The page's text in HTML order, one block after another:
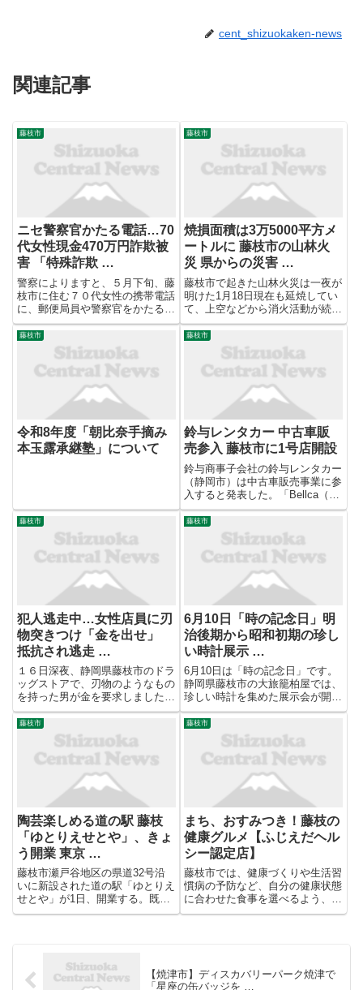
cent_shizuokaken-news
関連記事
藤枝市
ニセ警察官かたる電話…70
代女性現金470万円詐欺被
害 「特殊詐欺 …
警察によりますと、５月下旬、藤
枝市に住む７０代女性の携帯電話
に、郵便局員や警察官をかたる者
から「あなた宛てに現金書留が届
いているので取りに来てほしい」
「あなたは特殊詐欺グループの共
犯者として疑われており証拠もあ
る」「身の潔白を証明するため
藤枝市
焼損面積は3万5000平方メ
ートルに 藤枝市の山林火
災 県からの災害 …
藤枝市で起きた山林火災は一夜が
明けた1月18日現在も延焼してい
て、上空などから消火活動が続い
ています。これまでにケガをした
人はいません。藤枝市岡部町玉取
では1月17日午後0時半頃に山林
火災が発生し、丸1日近くが経っ
た今も延焼しています。現場...
藤枝市
令和8年度「朝比奈手摘み
本玉露承継塾」について
藤枝市
鈴与レンタカー 中古車販
売参入 藤枝市に1号店開設
鈴与商事子会社の鈴与レンタカー
（静岡市）は中古車販売事業に参
入すると発表した。「Bellca（ベ
ルカ）」のブランドで中古車販売
店を展開し、主にレンタル期間を
終えた車を販売する。このほど静
岡県藤枝市に1号店を開設した。
鈴与レンタカーは東海地域...
藤枝市
犯人逃走中…女性店員に刃
物突きつけ「金を出せ」
抵抗され逃走 …
１６日深夜、静岡県藤枝市のドラ
ッグストアで、刃物のようなもの
を持った男が金を要求しました。
男は何も取らずに逃走し、警察は
強盗未遂事件として捜査していま
す。 １６日午後１１時５０分ご
ろ、藤枝市小石川町のウエルシア
藤枝小石川店で、男がレジの女
藤枝市
6月10日「時の記念日」明
治後期から昭和初期の珍し
い時計展示 …
6月10日は「時の記念日」です。
静岡県藤枝市の大旅籠柏屋では、
珍しい時計を集めた展示会が開か
れています。 【写真を見る】6月
10日「時の記念日」 明治後期か
ら昭和初期の珍しい時計展示 ウ
クライナの木製パズル時計も＝静
岡・藤枝市 時の記念日は...
藤枝市
陶芸楽しめる道の駅 藤枝
「ゆとりえせとや」、きょ
う開業 東京 …
藤枝市瀬戸谷地区の県道32号沿
いに新設された道の駅「ゆとりえ
せとや」が1日、開業する。既存
の公設民営温浴施設「瀬戸谷温泉
倉聡子】 ...
藤枝市
まち、おすみつき！藤枝の
健康グルメ【ふじえだヘル
シー認定店】
藤枝市では、健康づくりや生活習
慣病の予防など、自分の健康状態
に合わせた食事を選べるよう、食
を通じた健康づくりを応援する
チ。...
【焼津市】ディスカバリーパーク焼津で
「星座の缶バッジを …